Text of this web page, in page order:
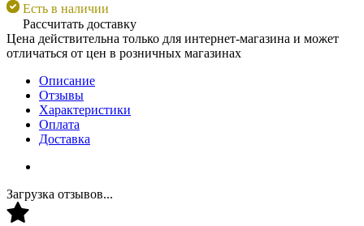
Есть в наличии
Рассчитать доставку
Цена действительна только для интернет-магазина и может
отличаться от цен в розничных магазинах
Описание
Отзывы
Характеристики
Оплата
Доставка
Загрузка отзывов...